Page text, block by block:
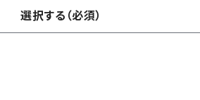
選択する（必須）